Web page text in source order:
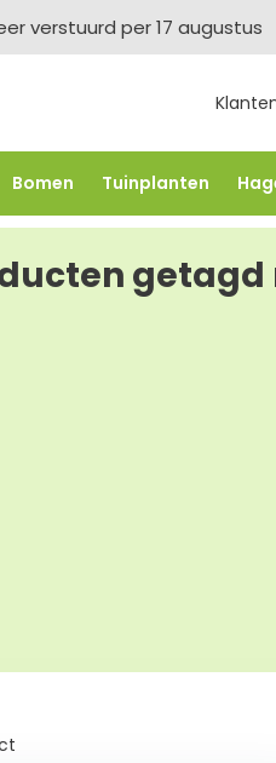
verstuurd per 17 augustus
Bomen Tuinplanten
-FLOWBO250 -5%